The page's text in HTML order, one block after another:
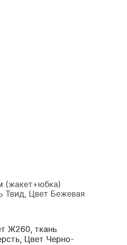
(жакет+юбка)
Твид, Цвет Бежевая